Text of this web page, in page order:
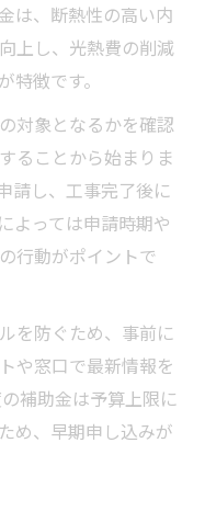
は、断熱性の高い内
上し、光熱費の削減
徴です。
対象となるかを確認
ることから始まりま
請し、工事完了後に
よっては申請時期や
行動がポイントで
を防ぐため、事前に
や窓口で最新情報を
補助金は予算上限に
め、早期申し込みが